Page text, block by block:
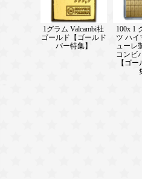
1グラム Valcambi社
ゴールド【ゴールド
バー特集】
100x 1
ツ ハイ
ューレ
コンビ
【ゴ